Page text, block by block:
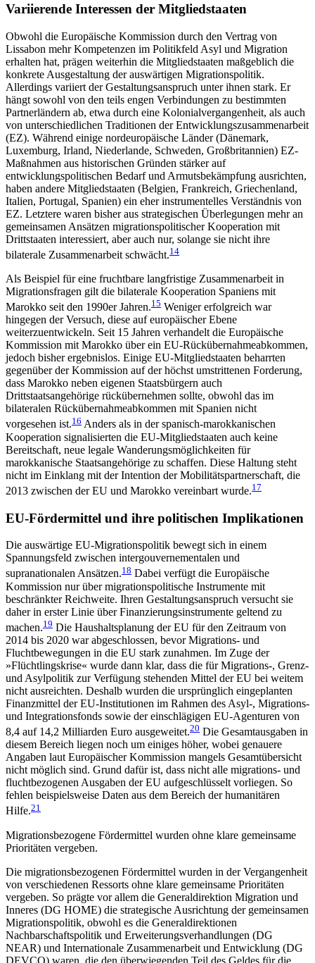
Variierende Interessen der Mitgliedstaaten
Obwohl die Europäische Kommission durch den Vertrag von
Lissabon mehr Kompetenzen im Politik­feld Asyl und Migration
erhalten hat, prägen weiter­hin die Mitgliedstaaten maßgeblich die
konkrete Ausgestaltung der auswärtigen Migrationspolitik.
Allerdings variiert der Gestaltungsanspruch unter ihnen stark. Er
hängt sowohl von den teils engen Verbindungen zu bestimmten
Partnerländern ab, etwa durch eine Kolonialvergangenheit, als auch
von unterschiedlichen Traditionen der Entwicklungs­zusammenarbeit
(EZ). Während einige nordeuropäische Länder (Dänemark,
Luxemburg, Irland, Niederlande, Schweden, Großbritannien) EZ-
Maßnahmen aus historischen Gründen stärker auf
entwicklungspolitischen Bedarf und Armutsbekämpfung ausrichten,
haben andere Mitgliedstaaten (Belgien, Frankreich, Griechenland,
Italien, Portugal, Spanien) ein eher instrumentelles Verständnis von
EZ. Letztere waren bisher aus strategischen Überlegungen mehr an
gemeinsamen Ansätzen migrationspolitischer Koope­ration mit
Drittstaaten interessiert, aber auch nur, solange sie nicht ihre
bilaterale Zusammenarbeit schwächt.14
Als Beispiel für eine fruchtbare langfristige Zusammenarbeit in
Migrationsfragen gilt die bilaterale Kooperation Spaniens mit
Marokko seit den 1990er Jahren.15 Weniger erfolgreich war
hingegen der Versuch, diese auf europäischer Ebene
weiterzuentwickeln. Seit 15 Jahren verhandelt die Europäische
Kommission mit Marokko über ein EU-Rücküber­nahmeabkommen,
jedoch bisher ergebnislos. Einige EU-Mitgliedstaaten beharrten
gegenüber der Kom­mission auf der höchst umstrittenen Forderung,
dass Marokko neben eigenen Staatsbürgern auch
Drittstaatsangehörige rückübernehmen sollte, obwohl das im
bilateralen Rückübernahmeabkommen mit Spanien nicht
vorgesehen ist.16 Anders als in der spanisch-marokkanischen
Kooperation signalisierten die EU-Mitgliedstaaten auch keine
Bereitschaft, neue legale Wanderungsmöglichkeiten für
marokkanische Staatsangehörige zu schaffen. Diese Haltung steht
nicht im Einklang mit der Intention der Mobilitätspartnerschaft, die
2013 zwischen der EU und Marokko vereinbart wurde.17
EU-Fördermittel und ihre politischen Implikationen
Die auswärtige EU-Migrationspolitik bewegt sich in einem
Spannungsfeld zwischen intergouvernementalen und
supranationalen Ansätzen.18 Dabei verfügt die Europäische
Kommission nur über migrations­politische Instrumente mit
beschränkter Reichweite. Ihren Gestaltungsanspruch versucht sie
daher in erster Linie über Finanzierungsinstrumente geltend zu
machen.19 Die Haushaltsplanung der EU für den Zeitraum von
2014 bis 2020 war abgeschlossen, bevor Migrations- und
Fluchtbewegungen in die EU stark zunahmen. Im Zuge der
»Flüchtlingskrise« wurde dann klar, dass die für Migrations-, Grenz-
und Asyl­politik zur Verfügung stehenden Mittel der EU bei weitem
nicht ausreichten. Deshalb wurden die ursprünglich eingeplanten
Finanzmittel der EU-Insti­tutionen im Rahmen des Asyl-, Migrations-
und Integrationsfonds sowie der einschlägigen EU-Agen­turen von
8,4 auf 14,2 Milliarden Euro ausgeweitet.20 Die Gesamtausgaben in
diesem Bereich liegen noch um einiges höher, wobei genauere
Angaben laut Europäischer Kommission mangels Gesamtübersicht
nicht möglich sind. Grund dafür ist, dass nicht alle migrations- und
fluchtbezogenen Ausgaben der EU aufgeschlüsselt vorliegen. So
fehlen beispielsweise Daten aus dem Bereich der humanitären
Hilfe.21
Migrationsbezogene Fördermittel wurden ohne klare gemeinsame
Prioritäten vergeben.
Die migrationsbezogenen Fördermittel wurden in der Vergangenheit
von verschiedenen Ressorts ohne klare gemeinsame Prioritäten
vergeben. So prägte vor allem die Generaldirektion Migration und
Inneres (DG HOME) die strategische Ausrichtung der gemeinsamen
Migrationspolitik, obwohl es die General­direktionen
Nachbarschaftspolitik und Erweiterungs­verhandlungen (DG
NEAR) und Internationale Zusam­menarbeit und Entwicklung (DG
DEVCO) waren, die den überwiegenden Teil des Geldes für die